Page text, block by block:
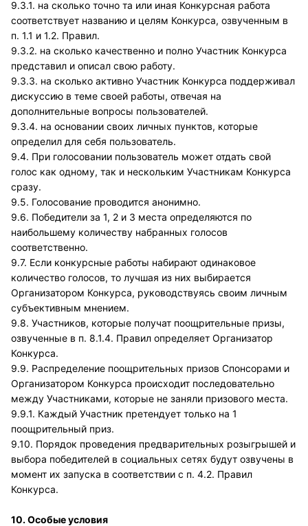
9.3.1. на сколько точно та или иная Конкурсная работа
соответствует названию и целям Конкурса, озвученным в
п. 1.1 и 1.2. Правил.
9.3.2. на сколько качественно и полно Участник Конкурса
представил и описал свою работу.
9.3.3. на сколько активно Участник Конкурса поддерживал
дискуссию в теме своей работы, отвечая на
дополнительные вопросы пользователей.
9.3.4. на основании своих личных пунктов, которые
определил для себя пользователь.
9.4. При голосовании пользователь может отдать свой
голос как одному, так и нескольким Участникам Конкурса
сразу.
9.5. Голосование проводится анонимно.
9.6. Победители за 1, 2 и 3 места определяются по
наибольшему количеству набранных голосов
соответственно.
9.7. Если конкурсные работы набирают одинаковое
количество голосов, то лучшая из них выбирается
Организатором Конкурса, руководствуясь своим личным
субъективным мнением.
9.8. Участников, которые получат поощрительные призы,
озвученные в п. 8.1.4. Правил определяет Организатор
Конкурса.
9.9. Распределение поощрительных призов Спонсорами и
Организатором Конкурса происходит последовательно
между Участниками, которые не заняли призового места.
9.9.1. Каждый Участник претендует только на 1
поощрительный приз.
9.10. Порядок проведения предварительных розыгрышей и
выбора победителей в социальных сетях будут озвучены в
момент их запуска в соответствии с п. 4.2. Правил
Конкурса.
10. Особые условия